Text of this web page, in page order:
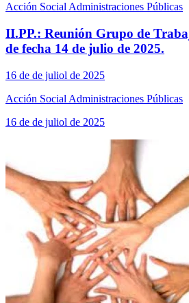
Acción Social Administraciones Públicas
II.PP.: Reunión Grupo de
de fecha 14 de julio de 2025.
16 de de juliol de 2025
Acción Social Administraciones Públicas
16 de de juliol de 2025